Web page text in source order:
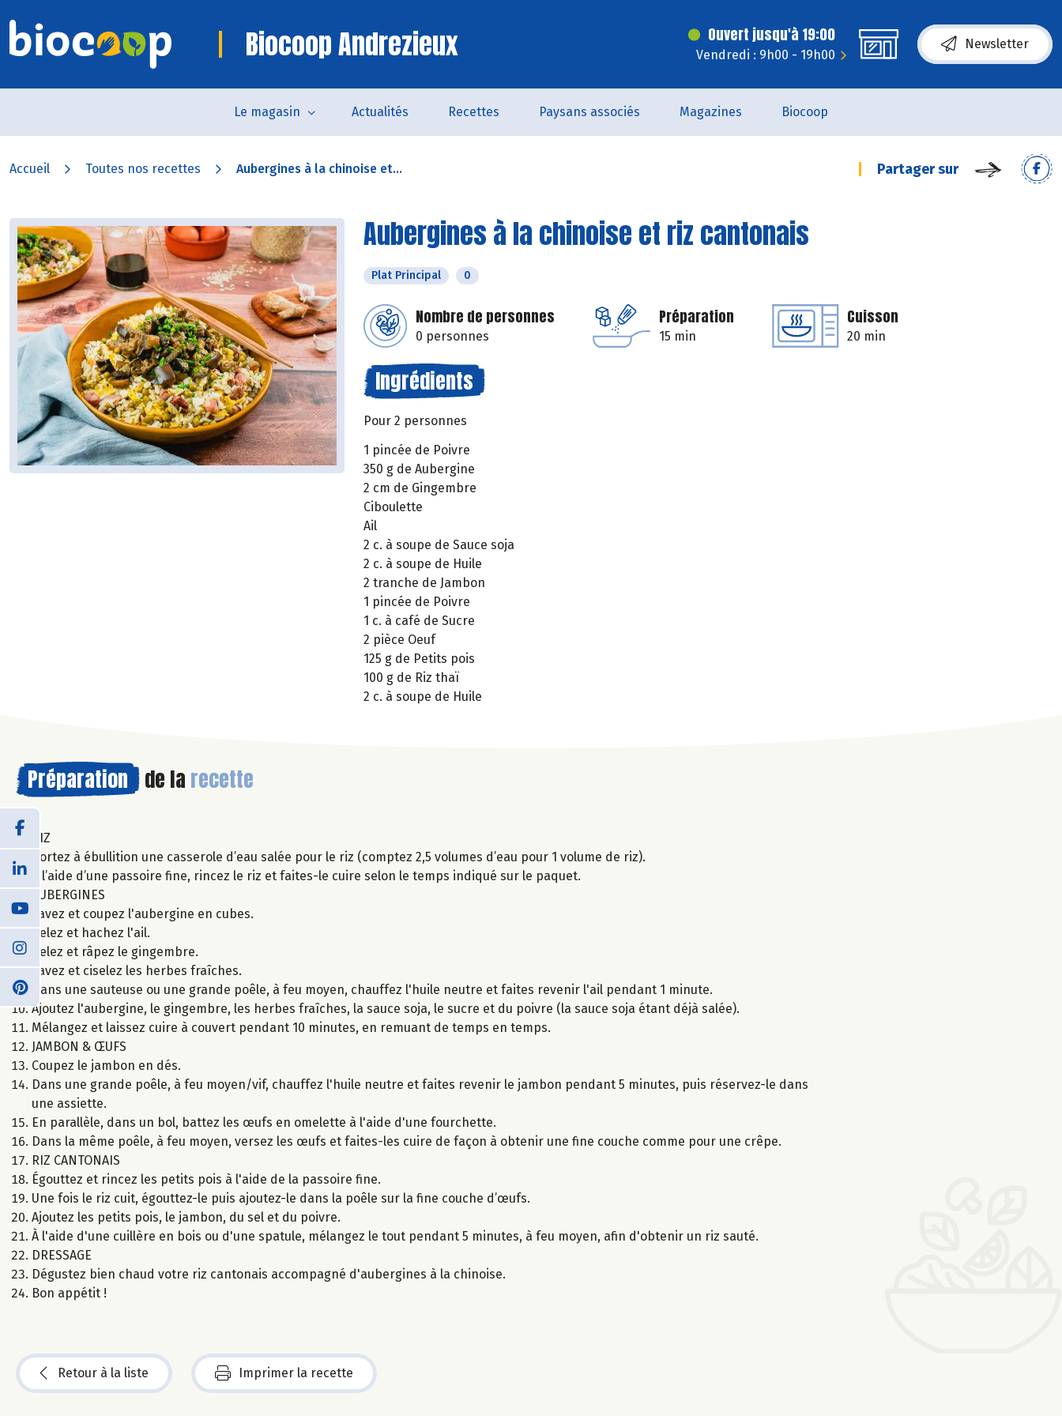
Biocoop Andrezieux Ouvert jusqu'à 19:00
Vendredi : 9h00 - 19h00
Newsletter
Le magasin Actualités Recettes Paysans associés Magazines Biocoop
Accueil Toutes nos recettes Aubergines à la chinoise et... Partager sur
Aubergines à la chinoise et riz cantonais
Plat Principal 0
Nombre de personnes
0 personnes
Préparation
15 min
Cuisson
20 min
Ingrédients
Pour 2 personnes
1 pincée de Poivre
350 g de Aubergine
2 cm de Gingembre
Ciboulette
Ail
2 c. à soupe de Sauce soja
2 c. à soupe de Huile
2 tranche de Jambon
1 pincée de Poivre
1 c. à café de Sucre
2 pièce Oeuf
125 g de Petits pois
100 g de Riz thaï
2 c. à soupe de Huile
Préparation de la recette
RIZ
Portez à ébullition une casserole d’eau salée pour le riz (comptez 2,5 volumes d’eau pour 1 volume de riz).
À l’aide d’une passoire fine, rincez le riz et faites-le cuire selon le temps indiqué sur le paquet.
AUBERGINES
Lavez et coupez l'aubergine en cubes.
Pelez et hachez l'ail.
Pelez et râpez le gingembre.
Lavez et ciselez les herbes fraîches.
Dans une sauteuse ou une grande poêle, à feu moyen, chauffez l'huile neutre et faites revenir l'ail pendant 1 minute.
Ajoutez l'aubergine, le gingembre, les herbes fraîches, la sauce soja, le sucre et du poivre (la sauce soja étant déjà salée).
Mélangez et laissez cuire à couvert pendant 10 minutes, en remuant de temps en temps.
JAMBON & ŒUFS
Coupez le jambon en dés.
Dans une grande poêle, à feu moyen/vif, chauffez l'huile neutre et faites revenir le jambon pendant 5 minutes, puis réservez-le dans
une assiette.
En parallèle, dans un bol, battez les œufs en omelette à l'aide d'une fourchette.
Dans la même poêle, à feu moyen, versez les œufs et faites-les cuire de façon à obtenir une fine couche comme pour une crêpe.
RIZ CANTONAIS
Égouttez et rincez les petits pois à l'aide de la passoire fine.
Une fois le riz cuit, égouttez-le puis ajoutez-le dans la poêle sur la fine couche d’œufs.
Ajoutez les petits pois, le jambon, du sel et du poivre.
À l'aide d'une cuillère en bois ou d'une spatule, mélangez le tout pendant 5 minutes, à feu moyen, afin d'obtenir un riz sauté.
DRESSAGE
Dégustez bien chaud votre riz cantonais accompagné d'aubergines à la chinoise.
Bon appétit !
Retour à la liste Imprimer la recette